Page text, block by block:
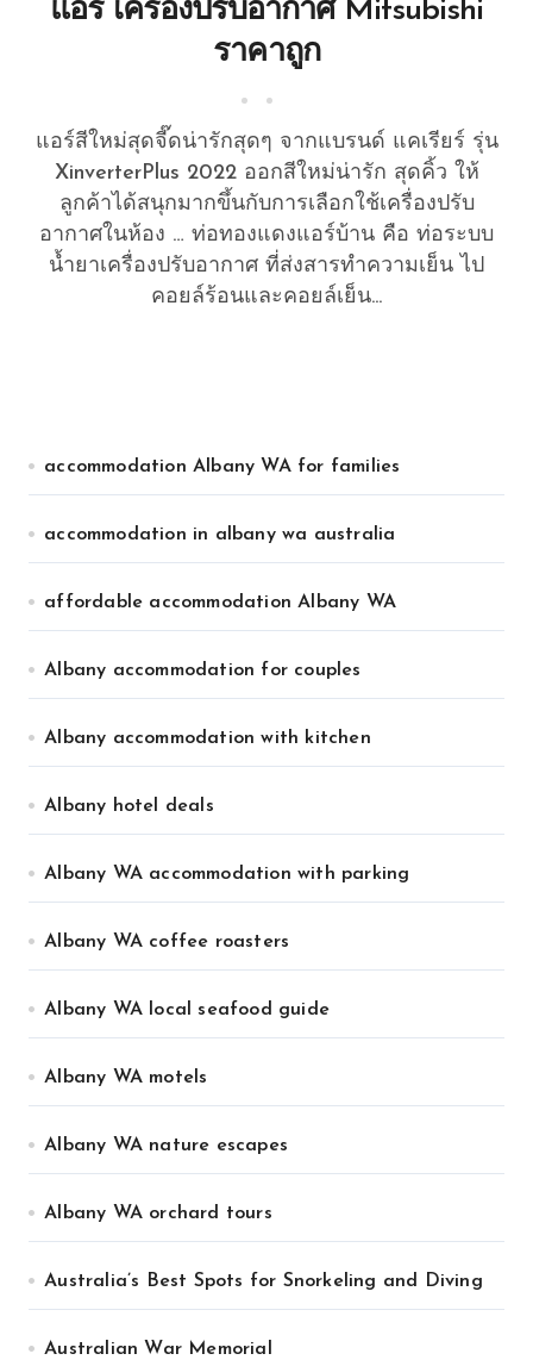
แอร์ เครื่องปรับอากาศ Mitsubishi
ราคาถูก
แอร์สีใหม่สุดจี๊ดน่ารักสุดๆ จากแบรนด์ แคเรียร์ รุ่น
XinverterPlus 2022 ออกสีใหม่น่ารัก สุดคิ้ว ให้
ลูกค้าได้สนุกมากขึ้นกับการเลือกใช้เครื่องปรับ
อากาศในห้อง … ท่อทองแดงแอร์บ้าน คือ ท่อระบบ
น้ำยาเครื่องปรับอากาศ ที่ส่งสารทำความเย็น ไป
คอยล์ร้อนและคอยล์เย็น...
accommodation Albany WA for families
accommodation in albany wa australia
affordable accommodation Albany WA
Albany accommodation for couples
Albany accommodation with kitchen
Albany hotel deals
Albany WA accommodation with parking
Albany WA coffee roasters
Albany WA local seafood guide
Albany WA motels
Albany WA nature escapes
Albany WA orchard tours
Australia’s Best Spots for Snorkeling and Diving
Australian War Memorial